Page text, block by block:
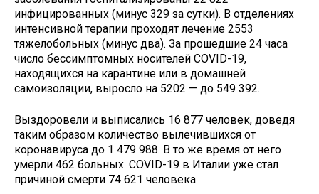
инфицированных (минус 329 за сутки). В отделениях
интенсивной терапии проходят лечение 2553
тяжелобольных (минус два). За прошедшие 24 часа
число бессимптомных носителей COVID-19,
находящихся на карантине или в домашней
самоизоляции, выросло на 5202 — до 549 392.
Выздоровели и выписались 16 877 человек, доведя
таким образом количество вылечившихся от
коронавируса до 1 479 988. В то же время от него
умерли 462 больных. COVID-19 в Италии уже стал
причиной смерти 74 621 человека